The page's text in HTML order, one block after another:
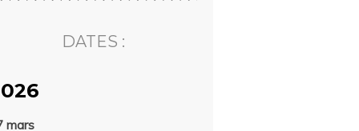
DATES :
mars